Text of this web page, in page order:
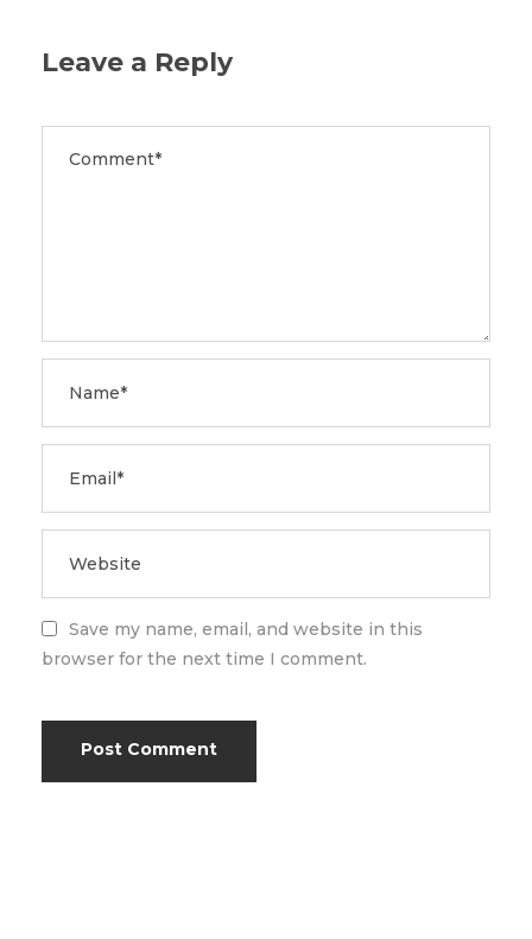
Leave a Reply
Save my name, email, and website in this
browser for the next time I comment.